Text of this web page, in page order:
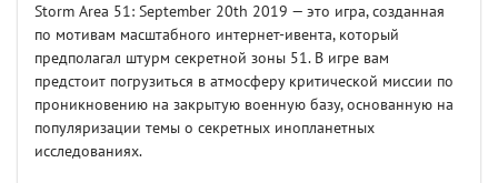
Storm Area 51: September 20th 2019 — это игра, созданная
по мотивам масштабного интернет-ивента, который
предполагал штурм секретной зоны 51. В игре вам
предстоит погрузиться в атмосферу критической миссии по
проникновению на закрытую военную базу, основанную на
популяризации темы о секретных инопланетных
исследованиях.